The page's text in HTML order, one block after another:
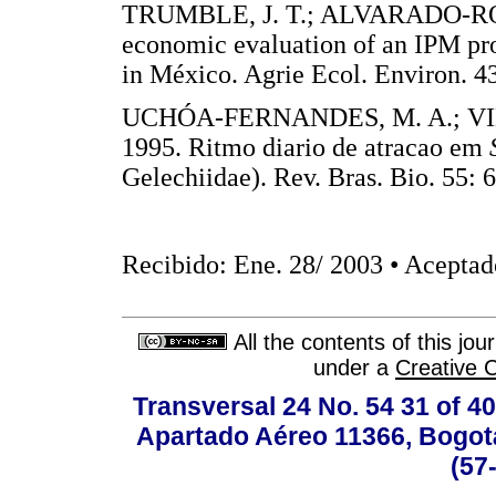
TRUMBLE, J. T.; ALVARADO-
economic evaluation of an IPM
in México. Agrie Ecol.
UCHÓA-FERNANDES, M. A.;
1995. Ritmo diario de atracao em
Gelechiidae). Rev. Bras. Bio.
Recibido: Ene. 28/ 2003 •
All the contents of this
under a Creative
Transversal 24 No. 54 31 of
Apartado Aéreo 11366,